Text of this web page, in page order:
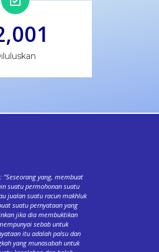
"Seseorang yang, membuat
suatu permohonan suatu
jualan suatu racun makhluk
suatu pernyataan yang
jika dia membuktikan
sebab untuk
itu adalah palsu dan
yang munasabah untuk